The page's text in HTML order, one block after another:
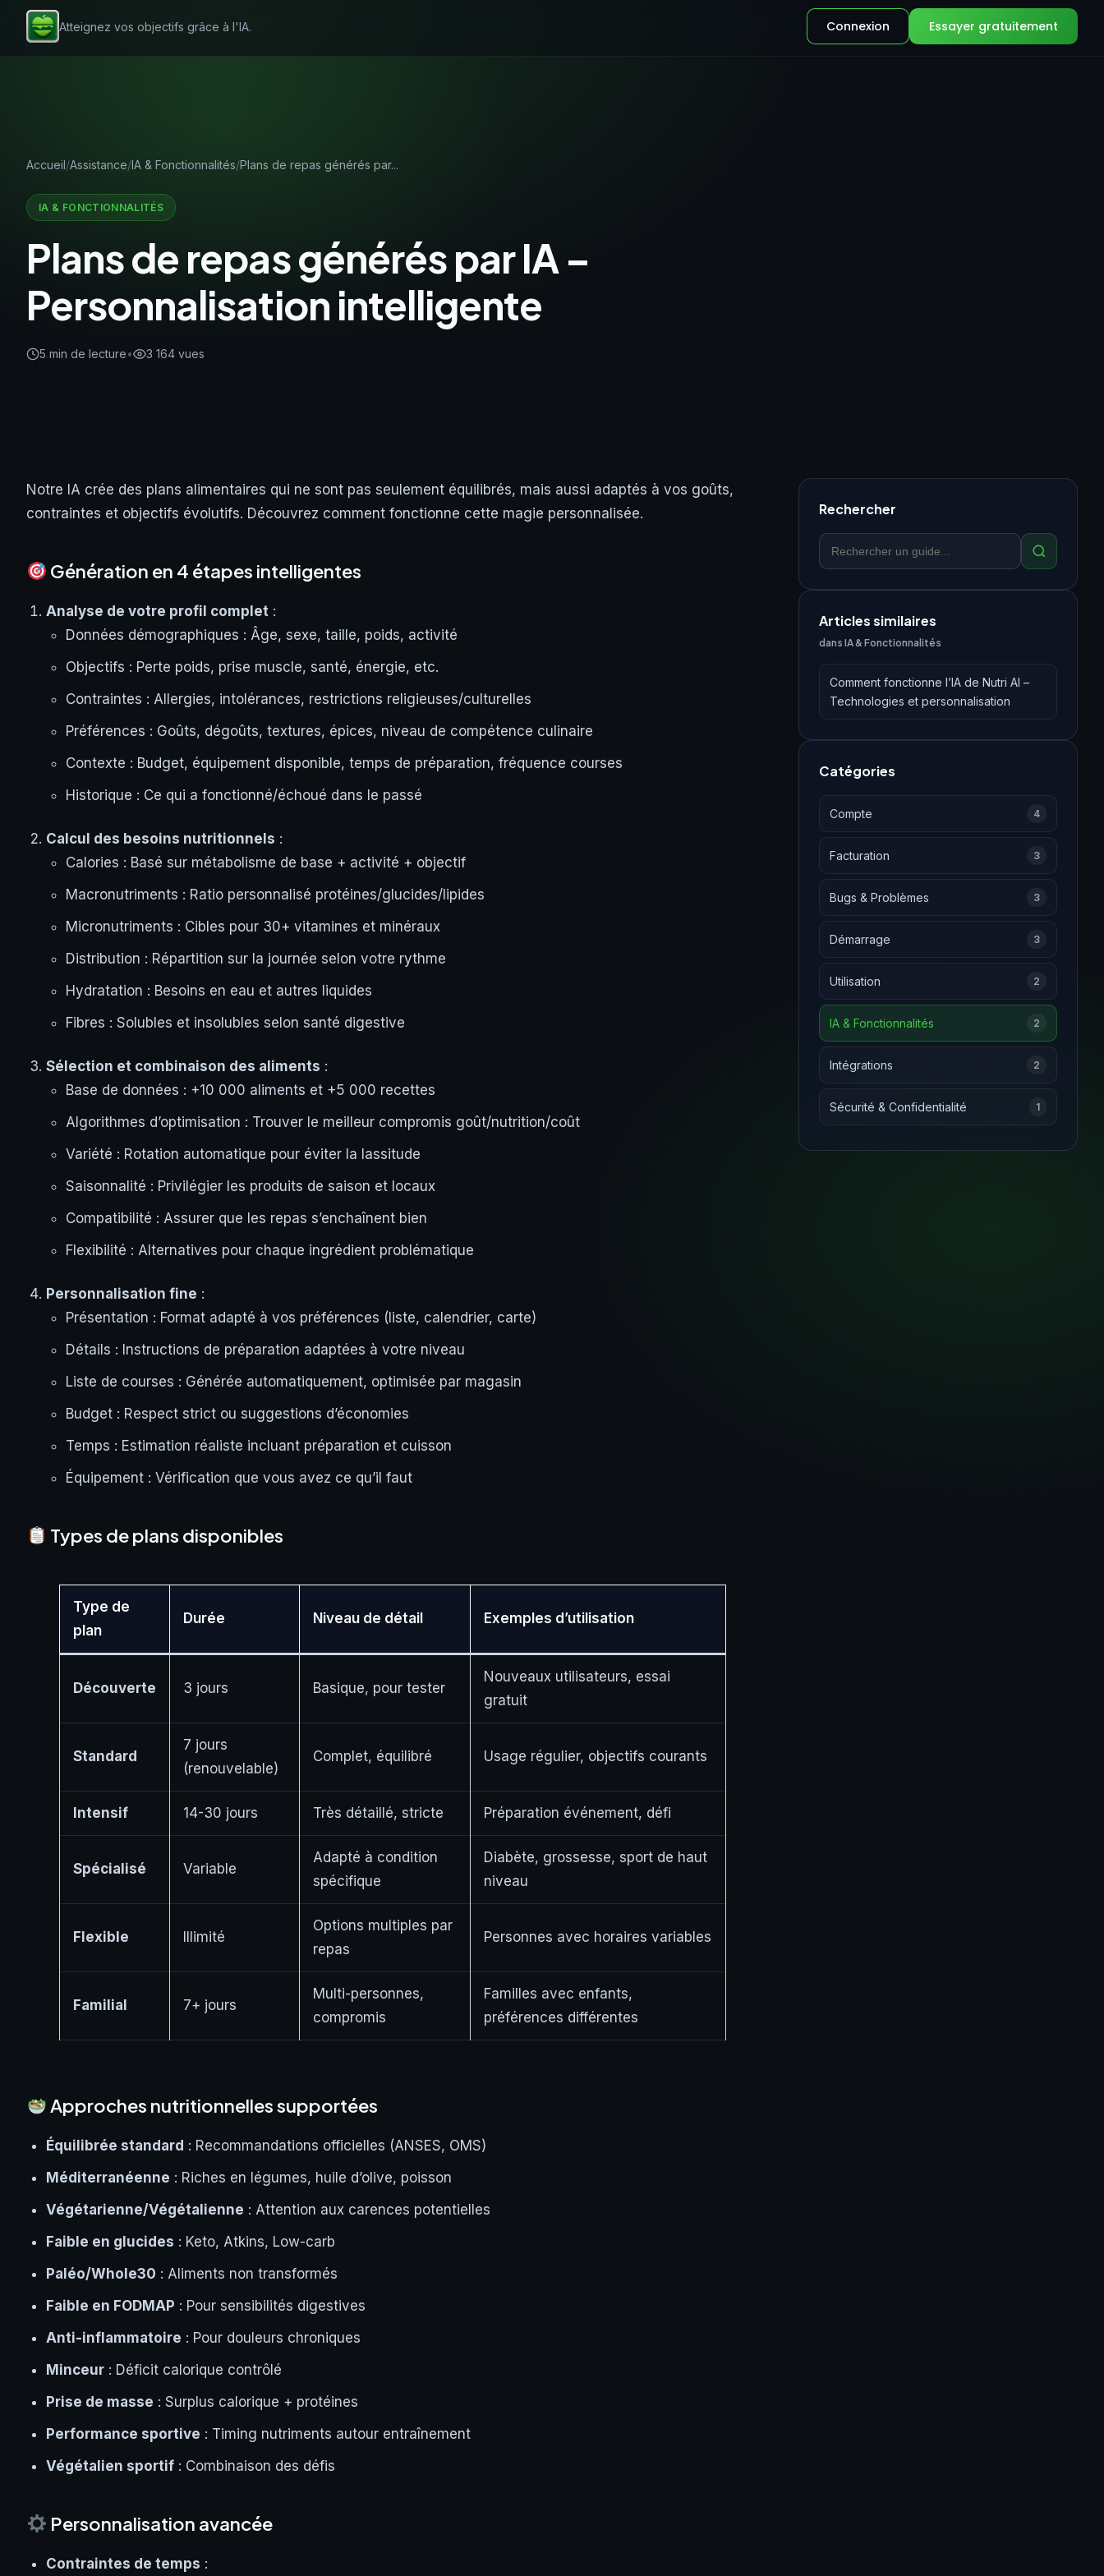
Atteignez vos objectifs grâce à l'IA. Connexion Essayer gratuitement
Accueil Assistance IA & Fonctionnalités Plans de repas générés par...
IA & FONCTIONNALITÉS
Plans de repas générés par IA –
Personnalisation intelligente
5 min de lecture• 3 164 vues
Notre IA crée des plans alimentaires qui ne sont pas seulement équilibrés, mais aussi adaptés à vos goûts,
contraintes et objectifs évolutifs. Découvrez comment fonctionne cette magie personnalisée.
Génération en 4 étapes intelligentes
Analyse de votre profil complet :
Données démographiques : Âge, sexe, taille, poids, activité
Objectifs : Perte poids, prise muscle, santé, énergie, etc.
Contraintes : Allergies, intolérances, restrictions religieuses/culturelles
Préférences : Goûts, dégoûts, textures, épices, niveau de compétence culinaire
Contexte : Budget, équipement disponible, temps de préparation, fréquence courses
Historique : Ce qui a fonctionné/échoué dans le passé
Calcul des besoins nutritionnels :
Calories : Basé sur métabolisme de base + activité + objectif
Macronutriments : Ratio personnalisé protéines/glucides/lipides
Micronutriments : Cibles pour 30+ vitamines et minéraux
Distribution : Répartition sur la journée selon votre rythme
Hydratation : Besoins en eau et autres liquides
Fibres : Solubles et insolubles selon santé digestive
Sélection et combinaison des aliments :
Base de données : +10 000 aliments et +5 000 recettes
Algorithmes d’optimisation : Trouver le meilleur compromis goût/nutrition/coût
Variété : Rotation automatique pour éviter la lassitude
Saisonnalité : Privilégier les produits de saison et locaux
Compatibilité : Assurer que les repas s’enchaînent bien
Flexibilité : Alternatives pour chaque ingrédient problématique
Personnalisation fine :
Présentation : Format adapté à vos préférences (liste, calendrier, carte)
Détails : Instructions de préparation adaptées à votre niveau
Liste de courses : Générée automatiquement, optimisée par magasin
Budget : Respect strict ou suggestions d’économies
Temps : Estimation réaliste incluant préparation et cuisson
Équipement : Vérification que vous avez ce qu’il faut
Types de plans disponibles
Type de
plan
Durée Niveau de détail Exemples d’utilisation
Découverte 3 jours Basique, pour tester
Nouveaux utilisateurs, essai
gratuit
Standard
7 jours
(renouvelable)
Complet, équilibré Usage régulier, objectifs courants
Intensif 14-30 jours Très détaillé, stricte Préparation événement, défi
Spécialisé Variable
Adapté à condition
spécifique
Diabète, grossesse, sport de haut
niveau
Flexible Illimité
Options multiples par
repas
Personnes avec horaires variables
Familial 7+ jours
Multi-personnes,
compromis
Familles avec enfants,
préférences différentes
Approches nutritionnelles supportées
Équilibrée standard : Recommandations officielles (ANSES, OMS)
Méditerranéenne : Riches en légumes, huile d’olive, poisson
Végétarienne/Végétalienne : Attention aux carences potentielles
Faible en glucides : Keto, Atkins, Low-carb
Paléo/Whole30 : Aliments non transformés
Faible en FODMAP : Pour sensibilités digestives
Anti-inflammatoire : Pour douleurs chroniques
Minceur : Déficit calorique contrôlé
Prise de masse : Surplus calorique + protéines
Performance sportive : Timing nutriments autour entraînement
Végétalien sportif : Combinaison des défis
Personnalisation avancée
Contraintes de temps :
Rechercher
Articles similaires
dans IA & Fonctionnalités
Comment fonctionne l’IA de Nutri AI –
Technologies et personnalisation
Catégories
Compte 4
Facturation 3
Bugs & Problèmes 3
Démarrage 3
Utilisation 2
IA & Fonctionnalités 2
Intégrations 2
Sécurité & Confidentialité 1